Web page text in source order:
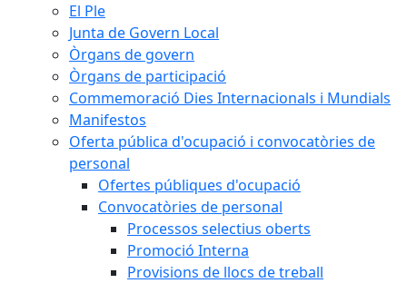
El Ple
Junta de Govern Local
Òrgans de govern
Òrgans de participació
Commemoració Dies Internacionals i Mundials
Manifestos
Oferta pública d'ocupació i convocatòries de
personal
Ofertes públiques d'ocupació
Convocatòries de personal
Processos selectius oberts
Promoció Interna
Provisions de llocs de treball